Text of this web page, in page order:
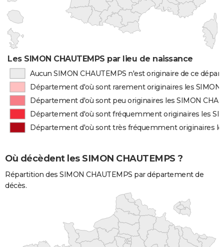
Les SIMON CHAUTEMPS par lieu de naissance
Aucun SIMON CHAUTEMPS n'est originaire de ce
Département d'où sont rarement originaires les SIMON
Département d'où sont peu originaires les SIMON
Département d'où sont fréquemment originaires les
Département d'où sont très fréquemment originaires
Où décèdent les SIMON CHAUTEMPS ?
Répartition des SIMON CHAUTEMPS par département de
décès.